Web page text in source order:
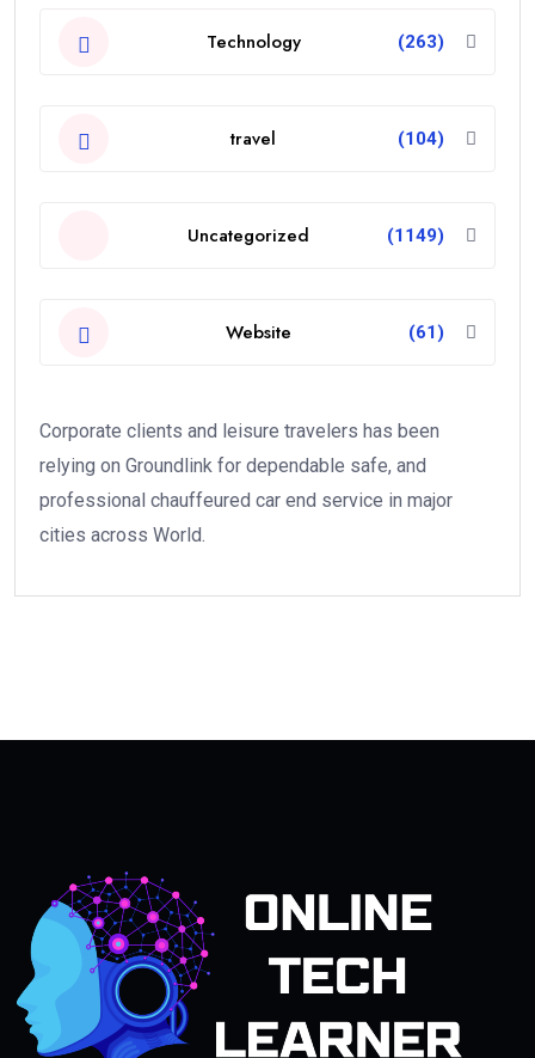
Technology (263)
travel (104)
Uncategorized (1149)
Website (61)
Corporate clients and leisure travelers has been
relying on Groundlink for dependable safe, and
professional chauffeured car end service in major
cities across World.